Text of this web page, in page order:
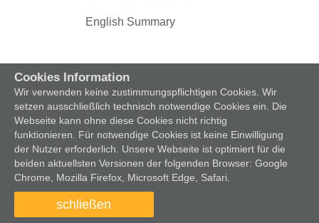
English Summary
Cookies Information
Wir verwenden keine zustimmungspflichtigen Cookies. Wir
setzen ausschließlich technisch notwendige Cookies ein. Die
Webseite kann ohne diese Cookies nicht richtig
funktionieren. Für notwendige Cookies ist keine Einwilligung
der Nutzer erforderlich. Unsere Webseite ist optimiert für die
beiden aktuellsten Versionen der folgenden Browser: Google
Chrome, Mozilla Firefox, Microsoft Edge, Safari.
schließen